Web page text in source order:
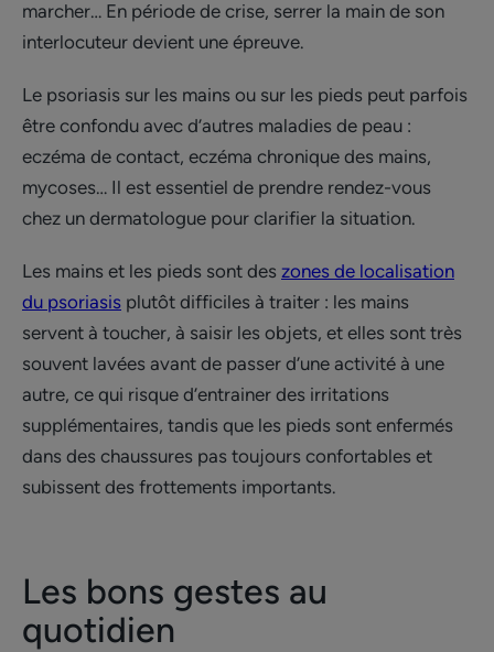
marcher… En période de crise, serrer la main de son
interlocuteur devient une épreuve.
Le psoriasis sur les mains ou sur les pieds peut parfois
être confondu avec d’autres maladies de peau :
eczéma de contact, eczéma chronique des mains,
mycoses… Il est essentiel de prendre rendez-vous
chez un dermatologue pour clarifier la situation.
Les mains et les pieds sont des zones de localisation
du psoriasis plutôt difficiles à traiter : les mains
servent à toucher, à saisir les objets, et elles sont très
souvent lavées avant de passer d’une activité à une
autre, ce qui risque d’entrainer des irritations
supplémentaires, tandis que les pieds sont enfermés
dans des chaussures pas toujours confortables et
subissent des frottements importants.
Les bons gestes au
quotidien